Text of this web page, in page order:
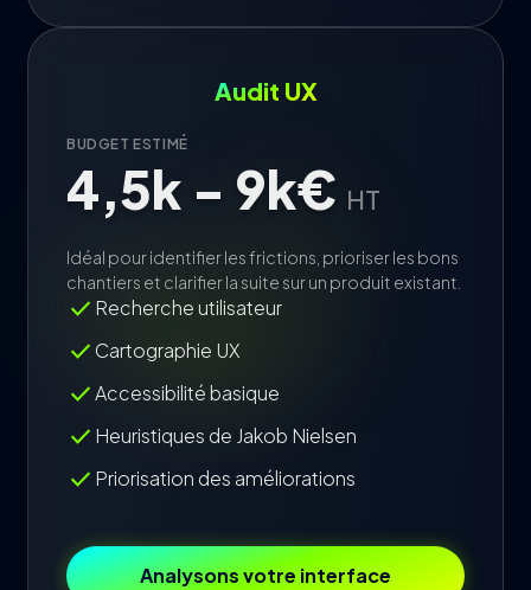
Audit UX
BUDGET ESTIMÉ
4,5k - 9k€ HT
Idéal pour identifier les frictions, prioriser les bons
chantiers et clarifier la suite sur un produit existant.
check Recherche utilisateur
check Cartographie UX
checkAccessibilité basique
check Heuristiques de Jakob Nielsen
check Priorisation des améliorations
Analysons votre interface